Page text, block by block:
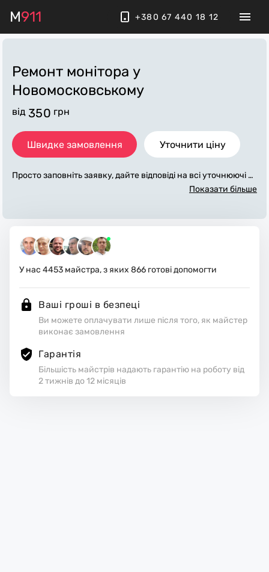
M911 +380 67 440 18 12
Ремонт монітора у
Новомосковському
від 350 грн
Швидке замовлення Уточнити ціну
Просто заповніть заявку, дайте відповіді на всі уточнюючі за
питання по «ремонт монітора». Ми зв'яжемося з вами прот
али. Виконавці стежать за чистотою та прибирають робоче
місце.
Показати більше
У нас 4453 майстра, з яких 866 готові допомогти
Ваші гроші в безпеці
Ви можете оплачувати лише після того, як майстер
виконає замовлення
Гарантія
Більшість майстрів надають гарантію на роботу від
2 тижнів до 12 місяців